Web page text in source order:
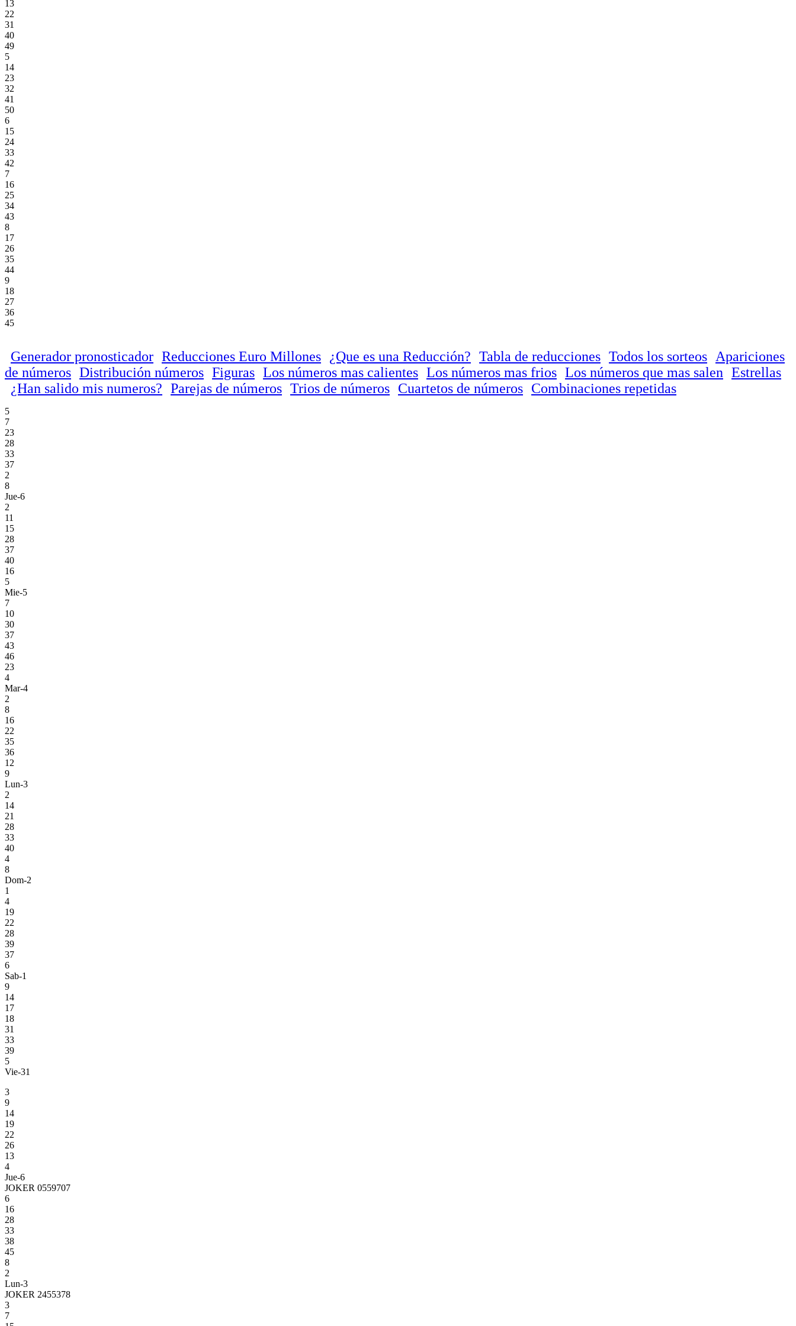
13
22
31
40
49
5
14
23
32
41
50
6
15
24
33
42
7
16
25
34
43
8
17
26
35
44
9
18
27
36
45
Generador pronosticador Reducciones Euro Millones ¿Que es una Reducción? Tabla de reducciones Todos los sorteos
Apariciones
de números Distribución números Figuras Los números mas calientes Los números mas frios Los números que mas salen Estrellas
¿Han salido mis numeros? Parejas de números Trios de números Cuartetos de números Combinaciones repetidas
5
7
23
28
33
37
2
8
Jue-6
2
11
15
28
37
40
16
5
Mie-5
7
10
30
37
43
46
23
4
Mar-4
2
8
16
22
35
36
12
9
Lun-3
2
14
21
28
33
40
4
8
Dom-2
1
4
19
22
28
39
37
6
Sab-1
9
14
17
18
31
33
39
5
Vie-31
3
9
14
19
22
26
13
4
Jue-6
JOKER 0559707
6
16
28
33
38
45
8
2
Lun-3
JOKER 2455378
3
7